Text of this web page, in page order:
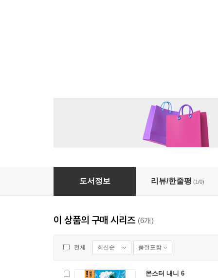
몬스터 내니 6
도서정보 리뷰/한줄평 (1/0)
이 상품의 구매 시리즈 (6개)
전체 최신순 품절포함
몬스터 내니 6